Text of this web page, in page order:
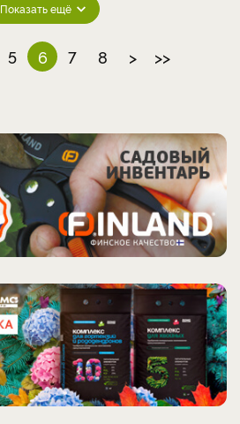
Показать ещё
5 6 7 8 > >>